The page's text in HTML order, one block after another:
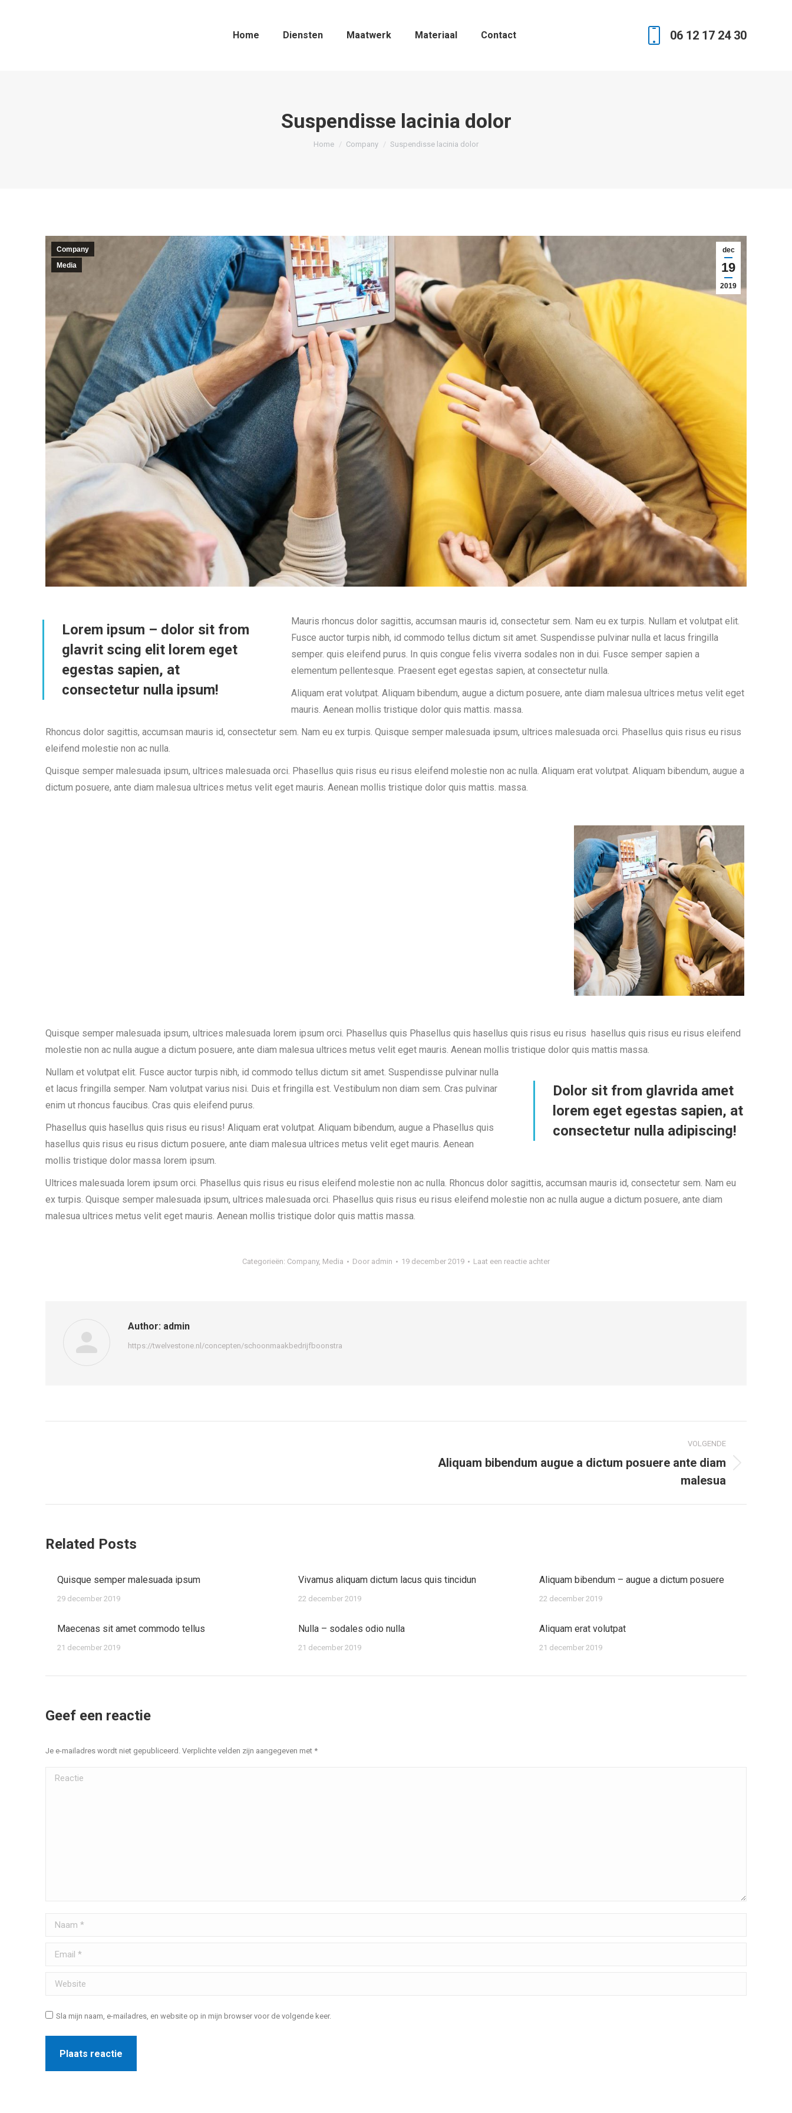
Home Diensten Maatwerk Materiaal Contact 06 12 17 24 30
Suspendisse lacinia dolor
Je bent hier:
Home Company Suspendisse lacinia dolor
dec
19
2019
Company
Media
Lorem ipsum – dolor sit from
glavrit scing elit lorem eget
egestas sapien, at
consectetur nulla ipsum!
Mauris rhoncus dolor sagittis, accumsan mauris id, consectetur sem. Nam eu ex turpis. Nullam et volutpat elit.
Fusce auctor turpis nibh, id commodo tellus dictum sit amet. Suspendisse pulvinar nulla et lacus fringilla
semper. quis eleifend purus. In quis congue felis viverra sodales non in dui. Fusce semper sapien a
elementum pellentesque. Praesent eget egestas sapien, at consectetur nulla.
Aliquam erat volutpat. Aliquam bibendum, augue a dictum posuere, ante diam malesua ultrices metus velit eget
mauris. Aenean mollis tristique dolor quis mattis. massa.
Rhoncus dolor sagittis, accumsan mauris id, consectetur sem. Nam eu ex turpis. Quisque semper malesuada ipsum, ultrices malesuada orci. Phasellus quis risus eu risus
eleifend molestie non ac nulla.
Quisque semper malesuada ipsum, ultrices malesuada orci. Phasellus quis risus eu risus eleifend molestie non ac nulla. Aliquam erat volutpat. Aliquam bibendum, augue a
dictum posuere, ante diam malesua ultrices metus velit eget mauris. Aenean mollis tristique dolor quis mattis. massa.
Quisque semper malesuada ipsum, ultrices malesuada lorem ipsum orci. Phasellus quis Phasellus quis hasellus quis risus eu risus hasellus quis risus eu risus eleifend
molestie non ac nulla augue a dictum posuere, ante diam malesua ultrices metus velit eget mauris. Aenean mollis tristique dolor quis mattis massa.
Nullam et volutpat elit. Fusce auctor turpis nibh, id commodo tellus dictum sit amet. Suspendisse pulvinar nulla
et lacus fringilla semper. Nam volutpat varius nisi. Duis et fringilla est. Vestibulum non diam sem. Cras pulvinar
enim ut rhoncus faucibus. Cras quis eleifend purus.
Phasellus quis hasellus quis risus eu risus! Aliquam erat volutpat. Aliquam bibendum, augue a Phasellus quis
hasellus quis risus eu risus dictum posuere, ante diam malesua ultrices metus velit eget mauris. Aenean
mollis tristique dolor massa lorem ipsum.
Dolor sit from glavrida amet
lorem eget egestas sapien, at
consectetur nulla adipiscing!
Ultrices malesuada lorem ipsum orci. Phasellus quis risus eu risus eleifend molestie non ac nulla. Rhoncus dolor sagittis, accumsan mauris id, consectetur sem. Nam eu
ex turpis. Quisque semper malesuada ipsum, ultrices malesuada orci. Phasellus quis risus eu risus eleifend molestie non ac nulla augue a dictum posuere, ante diam
malesua ultrices metus velit eget mauris. Aenean mollis tristique dolor quis mattis massa.
Categorieën: Company, Media Door admin 19 december 2019 Laat een reactie achter
Author: admin
https://twelvestone.nl/concepten/schoonmaakbedrijfboonstra
VOLGENDE
VolgendAliquam bibendum augue a dictum posuere ante diam
malesua
Related Posts
Quisque semper malesuada ipsum
29 december 2019
Vivamus aliquam dictum lacus quis tincidun
22 december 2019
Aliquam bibendum – augue a dictum posuere
22 december 2019
Maecenas sit amet commodo tellus
21 december 2019
Nulla – sodales odio nulla
21 december 2019
Aliquam erat volutpat
21 december 2019
Geef een reactie
Je e-mailadres wordt niet gepubliceerd. Verplichte velden zijn aangegeven met *
Reactie
Naam *
Email *
Website
Sla mijn naam, e-mailadres, en website op in mijn browser voor de volgende keer.
Plaats reactie